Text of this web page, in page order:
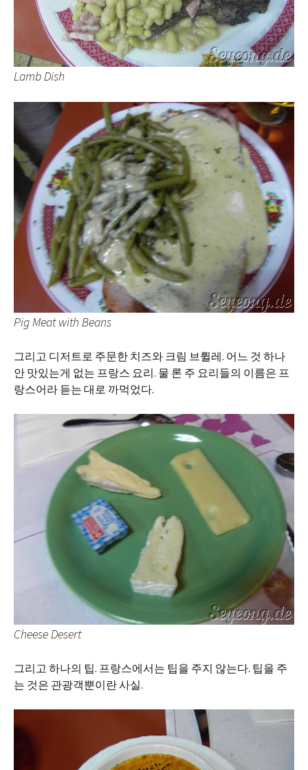
Lamb Dish
Pig Meat with Beans
그리고 디저트로 주문한 치즈와 크림 브륄레. 어느 것 하나
안 맛있는게 없는 프랑스 요리. 물 론 주 요리들의 이름은 프
랑스어라 듣는 대로 까먹었다.
Cheese Desert
그리고 하나의 팁. 프랑스에서는 팁을 주지 않는다. 팁을 주
는 것은 관광객뿐이란 사실.